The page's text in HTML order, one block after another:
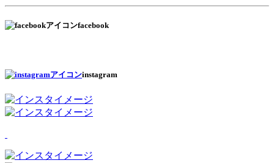
facebook
instagram